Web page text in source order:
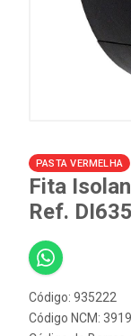
PASTA VERMELHA
Fita
Ref.
Código: 935222
Código NCM: